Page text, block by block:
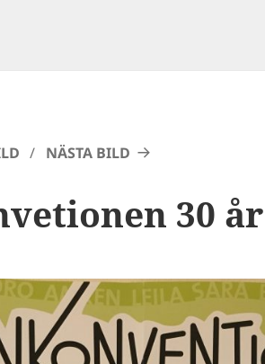
NÄSTA BILD
30 år